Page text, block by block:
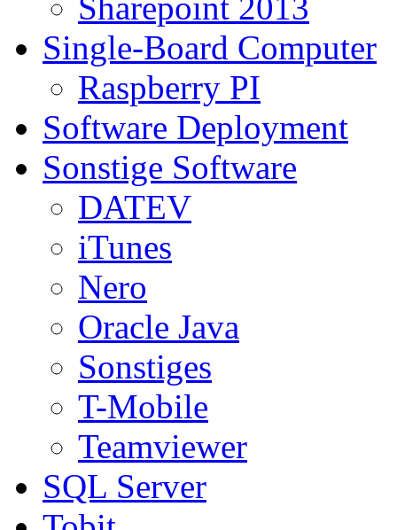
Sharepoint 2013
Single-Board Computer
Raspberry PI
Software Deployment
Sonstige Software
DATEV
iTunes
Nero
Oracle Java
Sonstiges
T-Mobile
Teamviewer
SQL Server